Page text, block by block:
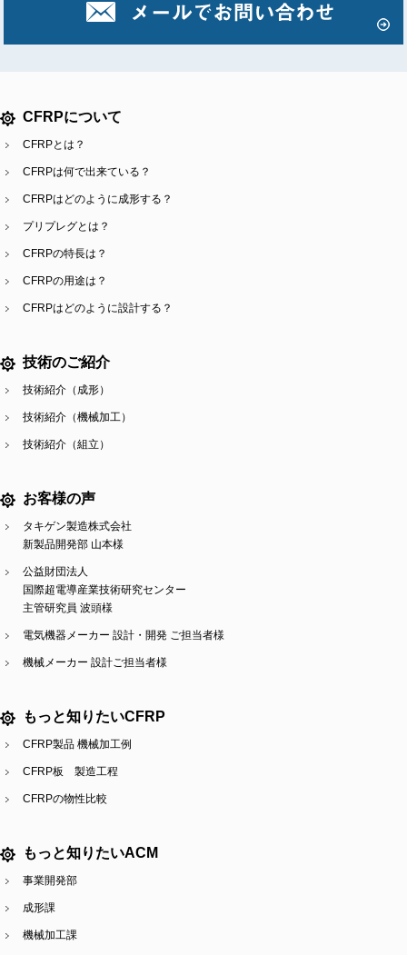
CFRPについて
CFRPとは？
CFRPは何で出来ている？
CFRPはどのように成形する？
プリプレグとは？
CFRPの特長は？
CFRPの用途は？
CFRPはどのように設計する？
技術のご紹介
技術紹介（成形）
技術紹介（機械加工）
技術紹介（組立）
お客様の声
タキゲン製造株式会社
新製品開発部 山本様
公益財団法人
国際超電導産業技術研究センター
主管研究員 波頭様
電気機器メーカー 設計・開発 ご担当者様
機械メーカー 設計ご担当者様
もっと知りたいCFRP
CFRP製品 機械加工例
CFRP板 製造工程
CFRPの物性比較
もっと知りたいACM
事業開発部
成形課
機械加工課